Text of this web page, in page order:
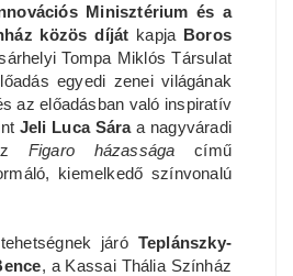
Minisztérium és a
közös díját kapja Boros
Tompa Miklós Társulat
egyedi zenei világának
az előadásban való inspiratív
Jeli Luca Sáraa nagyváradi
Figaro házassága című
kiemelkedő színvonalú
járó Teplánszky-
, a Kassai Thália Színház